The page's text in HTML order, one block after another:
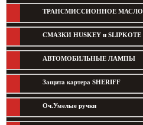
ТРАНСМИССИОННОЕ МАСЛО
СМАЗКИ HUSKEY и SLIPKOTE
АВТОМОБИЛЬНЫЕ ЛАМПЫ
Защита картера SHERIFF
Оч.Умелые ручки